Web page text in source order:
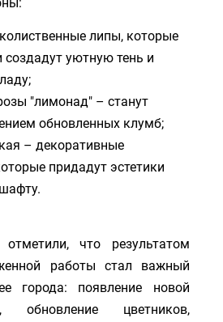
липы, которые
создадут уютную тень и
"лимонад" – станут
обновленных клумб;
– декоративные
придадут эстетики
что результатом
работы стал важный
города: появление новой
обновление цветников,